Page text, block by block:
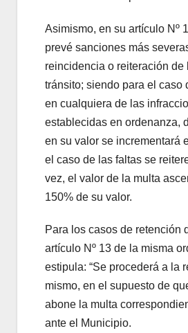
Asimismo, en su artículo Nº
prevé sanciones más
reincidencia o reiteración de
tránsito; siendo para el caso
en cualquiera de las
establecidas en ordenanza,
en su valor se incrementará
el caso de las faltas se
vez, el valor de la multa
150% de su valor.
Para los casos de retención
artículo Nº 13 de la misma
estipula: “Se procederá a la
mismo, en el supuesto de
abone la multa
ante el Municipio.